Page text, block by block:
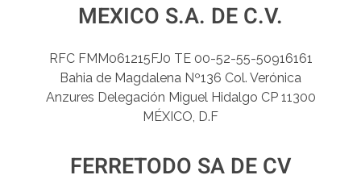
MEXICO S.A. DE C.V.
RFC FMM061215FJ0 TE 00-52-55-50916161
Bahia de Magdalena Nº136 Col. Verónica
Anzures Delegación Miguel Hidalgo CP 11300
MÉXICO, D.F
FERRETODO SA DE CV